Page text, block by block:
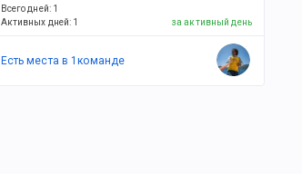
Всего дней: 1
Активных дней: 1 за активный день
Есть места в 1командe